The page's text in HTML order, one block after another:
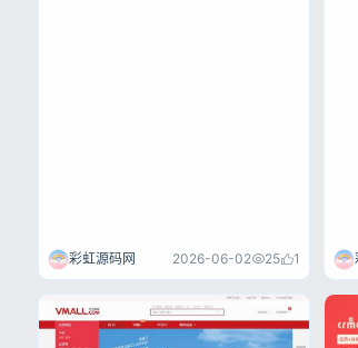
彩虹源码网 2026-06-02 25 1